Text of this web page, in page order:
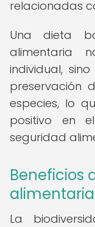
relacionadas
Una dieta
alimentaria
individual,
preservación
especies, lo
positivo en
seguridad
Beneficios
La